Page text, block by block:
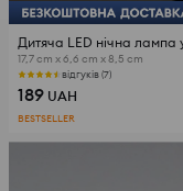
17,7 cm x 6,6 cm x 8,5 cm
відгуків (7)
189 UAH
BESTSELLER